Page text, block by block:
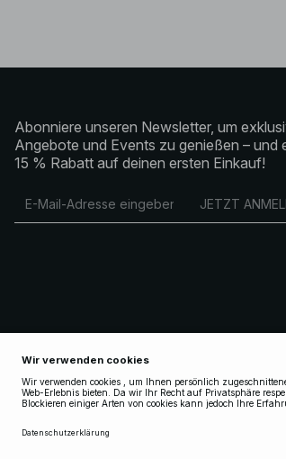
Abonniere unseren Newsletter, um
Angebote und Events zu genießen – und
15 % Rabatt auf deinen ersten Einkauf!
JETZT
Copyright 2025 Nakdcom One World AB